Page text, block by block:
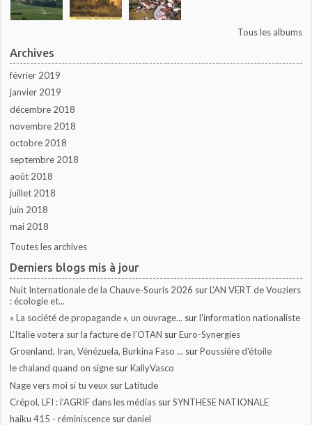
Tous les albums
Archives
février 2019
janvier 2019
décembre 2018
novembre 2018
octobre 2018
septembre 2018
août 2018
juillet 2018
juin 2018
mai 2018
Toutes les archives
Derniers blogs mis à jour
Nuit Internationale de la Chauve-Souris 2026 surL'AN VERT de Vouziers
: écologie et...
« La société de propagande », un ouvrage... surl'information nationaliste
L’Italie votera sur la facture de l’OTAN surEuro-Synergies
Groenland, Iran, Vénézuela, Burkina Faso ... surPoussière d'étoile
le chaland quand on signe surKallyVasco
Nage vers moi si tu veux surLatitude
Crépol, LFI : l’AGRIF dans les médias surSYNTHESE NATIONALE
haiku 415 - réminiscence surdaniel